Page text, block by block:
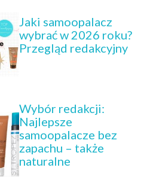
Jaki samoopalacz
wybrać w 2026 roku?
Przegląd redakcyjny
Wybór redakcji:
Najlepsze
samoopalacze bez
zapachu – także
naturalne